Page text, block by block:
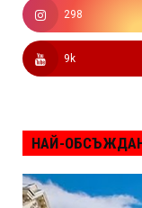
298
9k
НАЙ-